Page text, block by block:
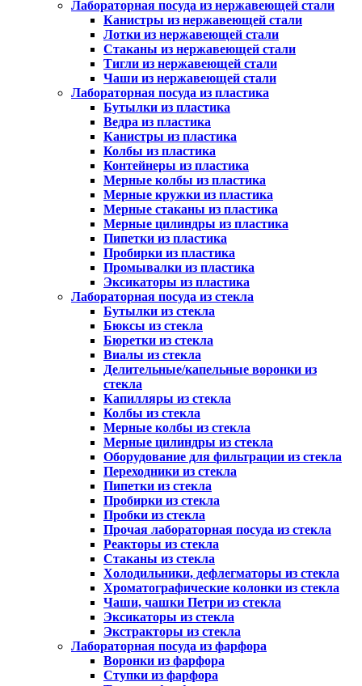
Лабораторная посуда из нержавеющей стали
Канистры из нержавеющей стали
Лотки из нержавеющей стали
Стаканы из нержавеющей стали
Тигли из нержавеющей стали
Чаши из нержавеющей стали
Лабораторная посуда из пластика
Бутылки из пластика
Ведра из пластика
Канистры из пластика
Колбы из пластика
Контейнеры из пластика
Мерные колбы из пластика
Мерные кружки из пластика
Мерные стаканы из пластика
Мерные цилиндры из пластика
Пипетки из пластика
Пробирки из пластика
Промывалки из пластика
Эксикаторы из пластика
Лабораторная посуда из стекла
Бутылки из стекла
Бюксы из стекла
Бюретки из стекла
Виалы из стекла
Делительные/капельные воронки из
стекла
Капилляры из стекла
Колбы из стекла
Мерные колбы из стекла
Мерные цилиндры из стекла
Оборудование для фильтрации из стекла
Переходники из стекла
Пипетки из стекла
Пробирки из стекла
Пробки из стекла
Прочая лабораторная посуда из стекла
Реакторы из стекла
Стаканы из стекла
Холодильники, дефлегматоры из стекла
Хроматографические колонки из стекла
Чаши, чашки Петри из стекла
Эксикаторы из стекла
Экстракторы из стекла
Лабораторная посуда из фарфора
Воронки из фарфора
Ступки из фарфора